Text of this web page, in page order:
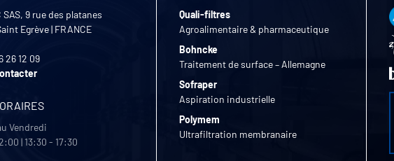
SAS, 9 rue des platanes
Egrève| FRANCE
26 12 09
Vendredi
| 13:30 - 17:30
Quali-filtres
Agroalimentaire & pharmaceutique
Bohncke
Traitement de surface – Allemagne
Sofraper
Aspiration industrielle
Polymem
Ultrafiltration membranaire